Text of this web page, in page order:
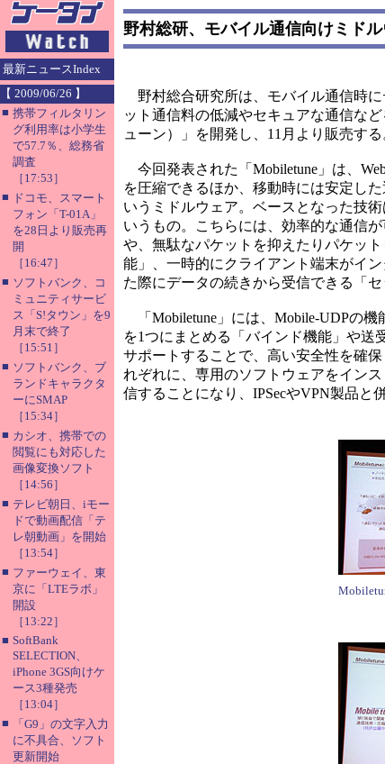
最新ニュースIndex
【 2009/06/26 】
■ 携帯フィルタリン
グ利用率は小学生
で57.7％、総務省
調査
［17:53］
■ ドコモ、スマート
フォン「T-01A」
を28日より販売再
開
［16:47］
■ ソフトバンク、コ
ミュニティサービ
ス「S!タウン」を9
月末で終了
［15:51］
■ ソフトバンク、ブ
ランドキャラクタ
ーにSMAP
［15:34］
■ カシオ、携帯での
閲覧にも対応した
画像変換ソフト
［14:56］
■ テレビ朝日、iモー
ドで動画配信「テ
レ朝動画」を開始
［13:54］
■ ファーウェイ、東
京に「LTEラボ」
開設
［13:22］
■ SoftBank
SELECTION、
iPhone 3GS向けケ
ース3種発売
［13:04］
■
「G9」の文字入力
に不具合、ソフト
更新開始
野村総研、モバイル通信向けミド
野村総合研究所は、モバイル通信時
ット通信料の低減やセキュアな通信な
ューン）」を開発し、11月より販売する
今回発表された「Mobiletune」は、
を圧縮できるほか、移動時には安定し
いうミドルウェア。ベースとなった技
いうもの。こちらには、効率的な通信
や、無駄なパケットを抑えたりパケッ
能」、一時的にクライアント端末がイ
た際にデータの続きから受信できる「
「Mobiletune」には、Mobile-UDPの機
を1つにまとめる「バインド機能」や送
サポートすることで、高い安全性を確
れぞれに、専用のソフトウェアをイン
信することになり、IPSecやVPN製品と